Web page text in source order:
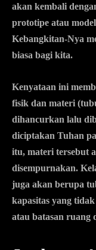
akan kembali
prototipe atau
Kebangkitan-Nya
biasa bagi kita.
Kenyataan ini
fisik dan materi
dihancurkan lalu
diciptakan Tuhan
itu, materi tersebut
disempurnakan.
juga akan berupa
kapasitas yang
atau batasan ruang